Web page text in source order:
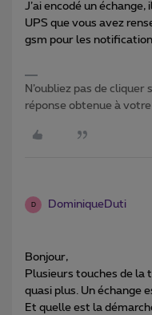
J’ai encodé un
UPS que vous avez
gsm pour les
N’oubliez pas de cliquer
réponse obtenue à
D DominiqueDuti
Bonjour,
Plusieurs touches de la
quasi plus. Un échange
Et quelle est la